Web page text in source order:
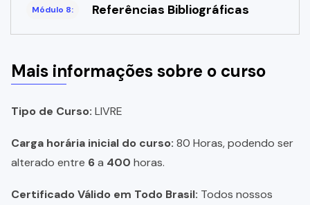
Módulo 8: Referências Bibliográficas
Mais informações sobre o curso
Tipo de Curso: LIVRE
Carga horária inicial do curso: 80 Horas, podendo ser
alterado entre 6a 400 horas.
Certificado Válido em Todo Brasil: Todos nossos